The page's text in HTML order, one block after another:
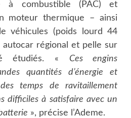
à combustible (PAC) et
moteur thermique – ainsi
véhicules (poids lourd 44
régional et pelle sur
étudiés. « Ces engins
quantités d’énergie et
temps de ravitaillement
difficiles à satisfaire avec un
», précise l’Ademe.